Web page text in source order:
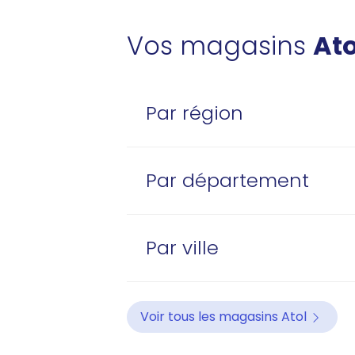
Vos magasins
Par région
Par département
Par ville
Voir tous les magasins Atol